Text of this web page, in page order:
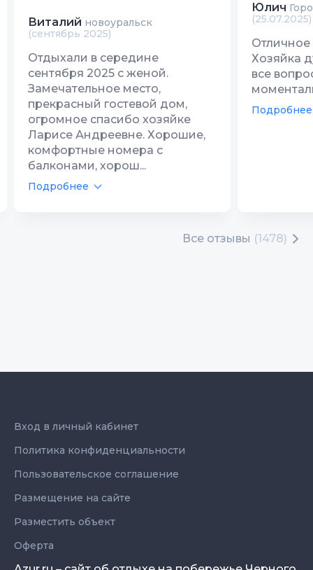
Виталий новоуральск
(сентябрь 2025)
Отдыхали в середине
сентября 2025 с женой.
Замечательное место,
прекрасный гостевой дом,
огромное спасибо хозяйке
Ларисе Андреевне. Хорошие,
комфортные номера с
балконами, хорош...
Подробнее
Юлич
(25.07.2025)
Отличное
Хозяйка
все
Подробнее
Все отзывы (1478)
Вход в личный кабинет
Политика конфиденциальности
Пользовательское соглашение
Размещение на сайте
Разместить объект
Оферта